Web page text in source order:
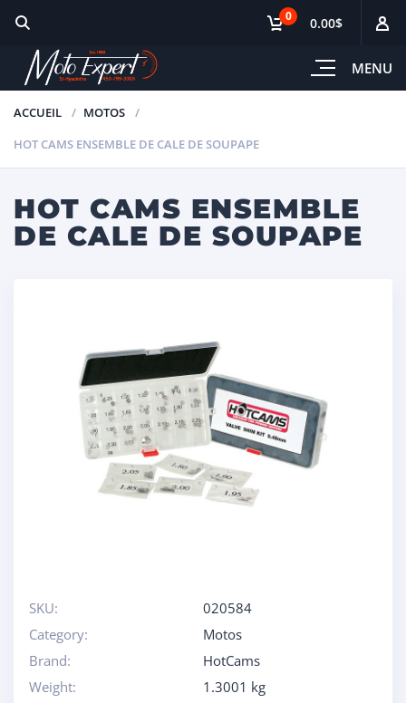
MENU
0 0.00$
ACCUEIL
MOTOS
HOT CAMS ENSEMBLE DE CALE DE SOUPAPE
HOT CAMS ENSEMBLE
DE CALE DE SOUPAPE
SKU:
020584
Category:
Motos
Brand:
HotCams
Weight:
1.3001 kg